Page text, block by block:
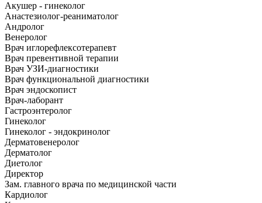
Акушер - гинеколог
Анастезиолог-реаниматолог
Андролог
Венеролог
Врач иглорефлексотерапевт
Врач превентивной терапии
Врач УЗИ-диагностики
Врач функциональной диагностики
Врач эндоскопист
Врач-лаборант
Гастроэнтеролог
Гинеколог
Гинеколог - эндокринолог
Дерматовенеролог
Дерматолог
Диетолог
Директор
Зам. главного врача по медицинской части
Кардиолог